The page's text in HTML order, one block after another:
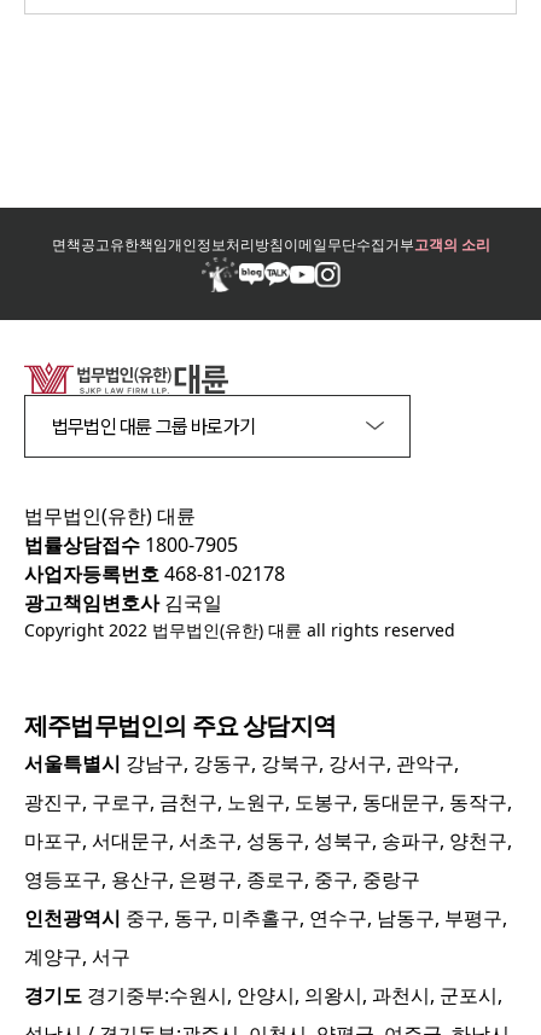
면책공고유한책임개인정보처리방침이메일무단수집거부고객의 소리
법무법인 대륜 그룹 바로가기
법무법인(유한) 대륜
법률상담접수 1800-7905
사업자등록번호468-81-02178
광고책임변호사김국일
Copyright 2022 법무법인(유한) 대륜 all rights reserved
제주법무법인의 주요 상담지역
서울특별시 강남구, 강동구, 강북구, 강서구, 관악구,
광진구, 구로구, 금천구, 노원구, 도봉구, 동대문구, 동작구,
마포구, 서대문구, 서초구, 성동구, 성북구, 송파구, 양천구,
영등포구, 용산구, 은평구, 종로구, 중구, 중랑구
인천광역시 중구, 동구, 미추홀구, 연수구, 남동구, 부평구,
계양구, 서구
경기도 경기중부:수원시, 안양시, 의왕시, 과천시, 군포시,